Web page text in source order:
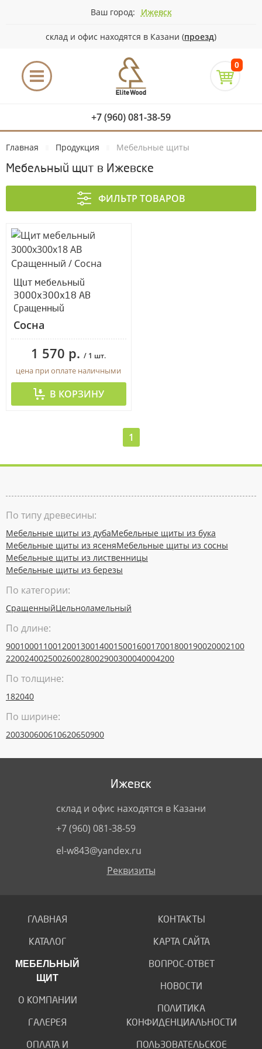
Ваш город: Ижевск
склад и офис находятся в Казани (проезд)
+7 (960) 081-38-59
0
Главная Продукция Мебельные щиты
Мебельный щит в Ижевске
ФИЛЬТР ТОВАРОВ
Щит мебельный
3000х300х18 АВ
Сращенный
Сосна
1 570 р. / 1 шт.
цена при оплате наличными
В КОРЗИНУ
1
По типу древесины:
Мебельные щиты из дубаМебельные щиты из бука
Мебельные щиты из ясеняМебельные щиты из сосны
Мебельные щиты из лиственницы
Мебельные щиты из березы
По категории:
СращенныйЦельноламельный
По длине:
900100011001200130014001500160017001800190020002100
220024002500260028002900300040004200
По толщине:
182040
По ширине:
200300600610620650900
ГЛАВНАЯ
КАТАЛОГ
МЕБЕЛЬНЫЙ
ЩИТ
О КОМПАНИИ
ГАЛЕРЕЯ
ОПЛАТА И
КОНТАКТЫ
КАРТА САЙТА
ВОПРОС-ОТВЕТ
НОВОСТИ
ПОЛИТИКА
КОНФИДЕНЦИАЛЬНОСТИ
ПОЛЬЗОВАТЕЛЬСКОЕ
Ижевск
склад и офис находятся в Казани
+7 (960) 081-38-59
el-w843@yandex.ru
Реквизиты